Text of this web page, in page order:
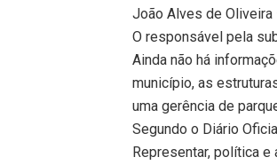
João Alves de Oliveira
O responsável pela
Ainda não há
município, as
uma gerência de
Segundo o Diário
Representar, política